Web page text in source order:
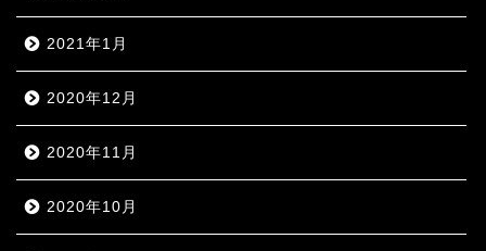
2021年1月
2020年12月
2020年11月
2020年10月